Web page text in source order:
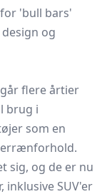
'bull bars'
og
flere årtier
brug i
som en
sig, og de er nu
inklusive SUV'er